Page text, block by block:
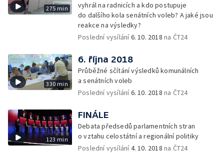
275 min
vyhrál na radnicích a kdo postupuje
do dalšího kola senátních voleb? A jaké jsou
reakce na výsledky?
Poslední vysílání6. 10. 2018 na ČT24
330 min
6. října 2018
Průběžné sčítání výsledků komunálních
a senátních voleb
Poslední vysílání6. 10. 2018 na ČT24
123 min
FINÁLE
Debata předsedů parlamentních stran
o vztahu celostátní a regionální politiky
Poslední vysílání4. 10. 2018 na ČT24